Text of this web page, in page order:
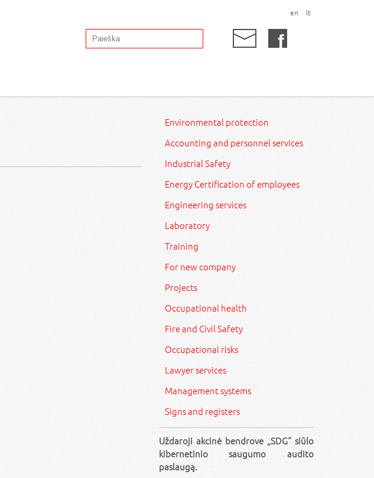
en lt
Environmental protection
Accounting and personnel services
Industrial Safety
Energy Certification of employees
Engineering services
Laboratory
Training
For new company
Projects
Occupational health
Fire and Civil Safety
Occupational risks
Lawyer services
Management systems
Signs and registers
Uždaroji akcinė bendrove „SDG“ siūlo
kibernetinio saugumo audito
paslaugą.